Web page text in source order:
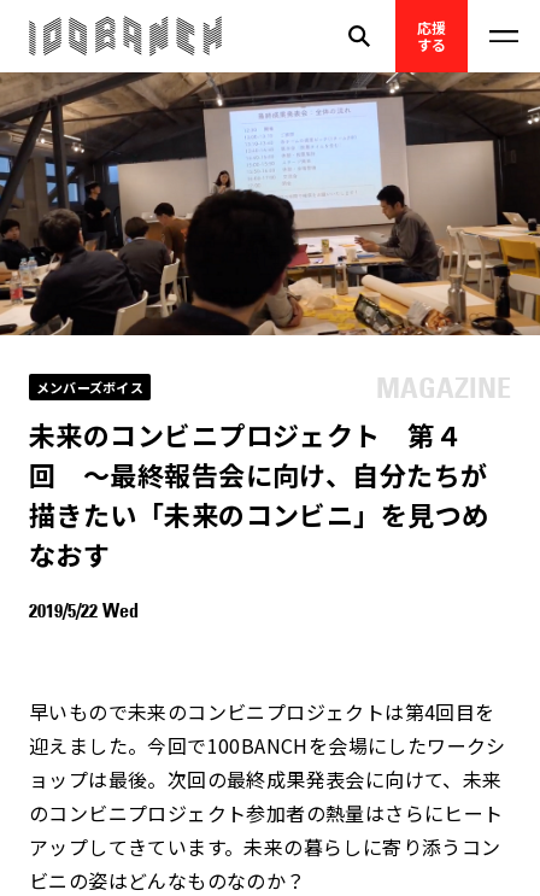
応援
する
メンバーズボイス
未来のコンビニプロジェクト 第４
回 ～最終報告会に向け、自分たちが
描きたい「未来のコンビニ」を見つめ
なおす
2019/5/22 Wed
早いもので未来のコンビニプロジェクトは第4回目を
迎えました。今回で100BANCHを会場にしたワークシ
ョップは最後。次回の最終成果発表会に向けて、未来
のコンビニプロジェクト参加者の熱量はさらにヒート
アップしてきています。未来の暮らしに寄り添うコン
ビニの姿はどんなものなのか？